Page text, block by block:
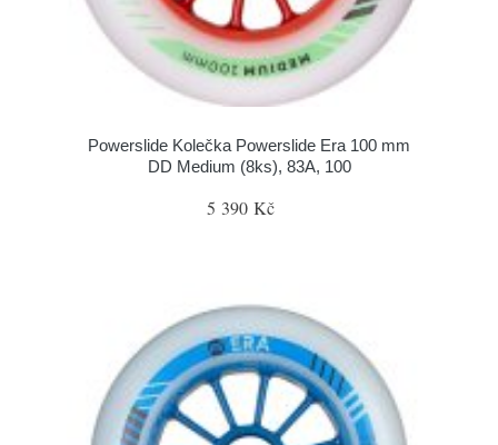
Powerslide Kolečka Powerslide Era 100 mm
DD Medium (8ks), 83A, 100
5 390 Kč